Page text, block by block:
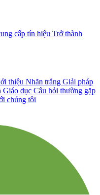
cấp tín hiệu Trở thành
thiệu Nhãn trắng Giải pháp
Giáo dục Câu hỏi thường gặp
chúng tôi